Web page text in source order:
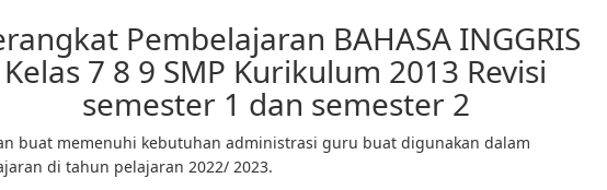
Pembelajaran BAHASA INGGRIS
Kelas 7 8 9 SMP Kurikulum 2013 Revisi
semester 1 dan semester 2
buat memenuhi kebutuhan administrasi guru buat digunakan dalam
di tahun pelajaran 2022/ 2023.